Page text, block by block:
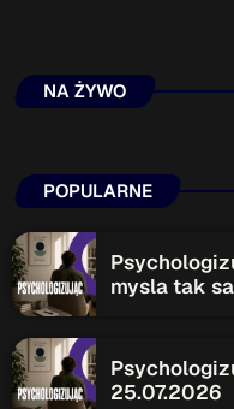
NA ŻYWO
POPULARNE
mysla tak
25.07.2026